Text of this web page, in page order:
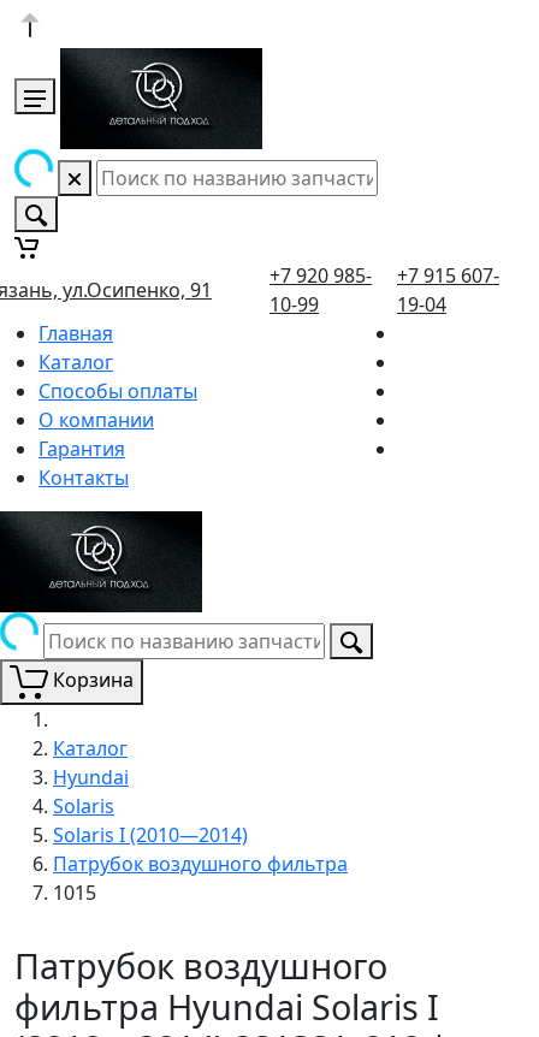
ул.Осипенко, 91
+7 920 985-
10-99
+7 915 607-
19-04
Главная
Каталог
Способы оплаты
О компании
Гарантия
Контакты
Корзина
Каталог
Hyundai
Solaris
Solaris I (2010—2014)
Патрубок воздушного фильтра
1015
Патрубок воздушного
фильтра Hyundai Solaris I